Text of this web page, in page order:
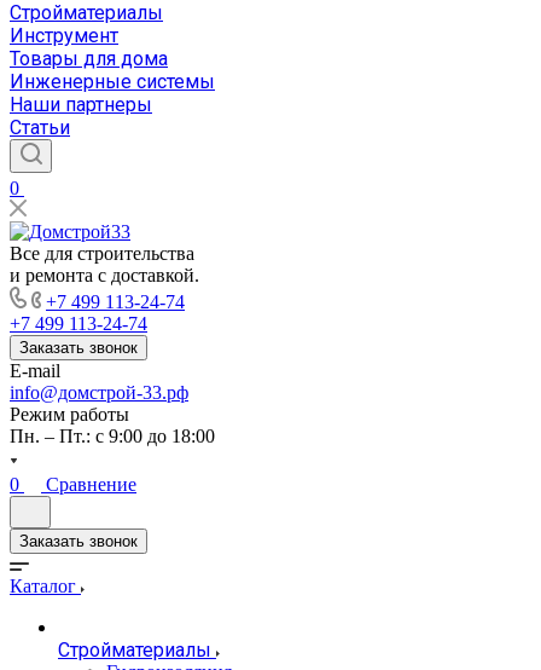
Стройматериалы
Инструмент
Товары для дома
Инженерные системы
Наши партнеры
Статьи
0
Все для строительства
и ремонта с доставкой.
+7 499 113-24-74
+7 499 113-24-74
Заказать звонок
E-mail
info@домстрой-33.рф
Режим работы
Пн. – Пт.: с 9:00 до 18:00
0 Сравнение
Заказать звонок
Каталог
Стройматериалы